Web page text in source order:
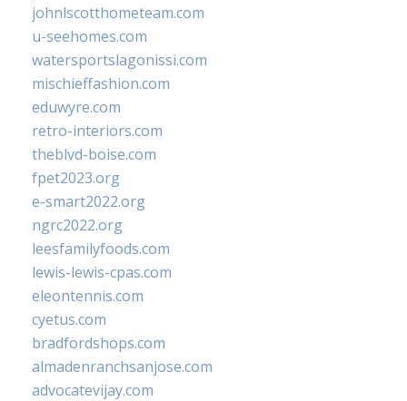
johnlscotthometeam.com
u-seehomes.com
watersportslagonissi.com
mischieffashion.com
eduwyre.com
retro-interiors.com
theblvd-boise.com
fpet2023.org
e-smart2022.org
ngrc2022.org
leesfamilyfoods.com
lewis-lewis-cpas.com
eleontennis.com
cyetus.com
bradfordshops.com
almadenranchsanjose.com
advocatevijay.com